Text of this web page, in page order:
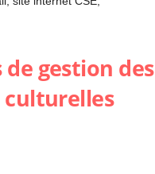
gestion des
culturelles